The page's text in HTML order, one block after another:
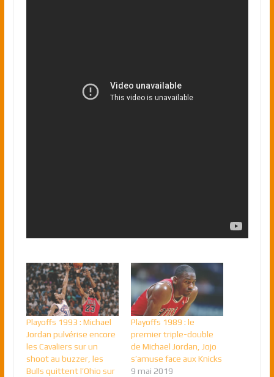
Playoffs 1993 : Michael
Jordan pulvérise encore
les Cavaliers sur un
shoot au buzzer, les
Bulls quittent l’Ohio sur
Playoffs 1989 : le
premier triple-double
de Michael Jordan, Jojo
s’amuse face aux Knicks
9 mai 2019